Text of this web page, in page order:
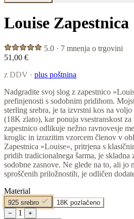
Louise Zapestnica
5.0 · 7 mnenja o trgovini
51,00 €
z DDV · plus poštnina
Nadgradite svoj slog z zapestnico
prefinjenosti s sodobnim pridihom.
sterling srebra, je ta izvrstni kos na
(18K zlato), kar ponuja vsestranskost
zapestnico odlikuje nežno ravnovesje
kroglic in izrazitim vzorcem členov v
Zapestnica »Louise«, pritrjena s
pridih tradicionalnega šarma, je
sodobne zasnove. Ne glede na to, ali jo
sproščenih priložnostih, je odličen
Material
925 srebro
18K pozlačeno
−
1
+